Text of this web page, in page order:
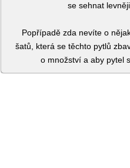
se sehnat
Popřípadě zda nevíte o
šatů, která se těchto pytlů
o množství a aby pytel